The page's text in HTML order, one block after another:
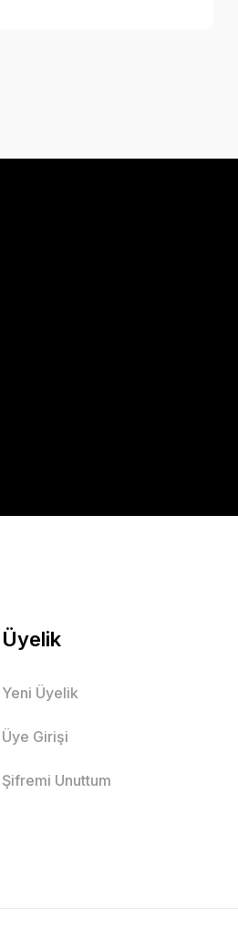
Üyelik
Yeni Üyelik
Üye Girişi
Şifremi Unuttum